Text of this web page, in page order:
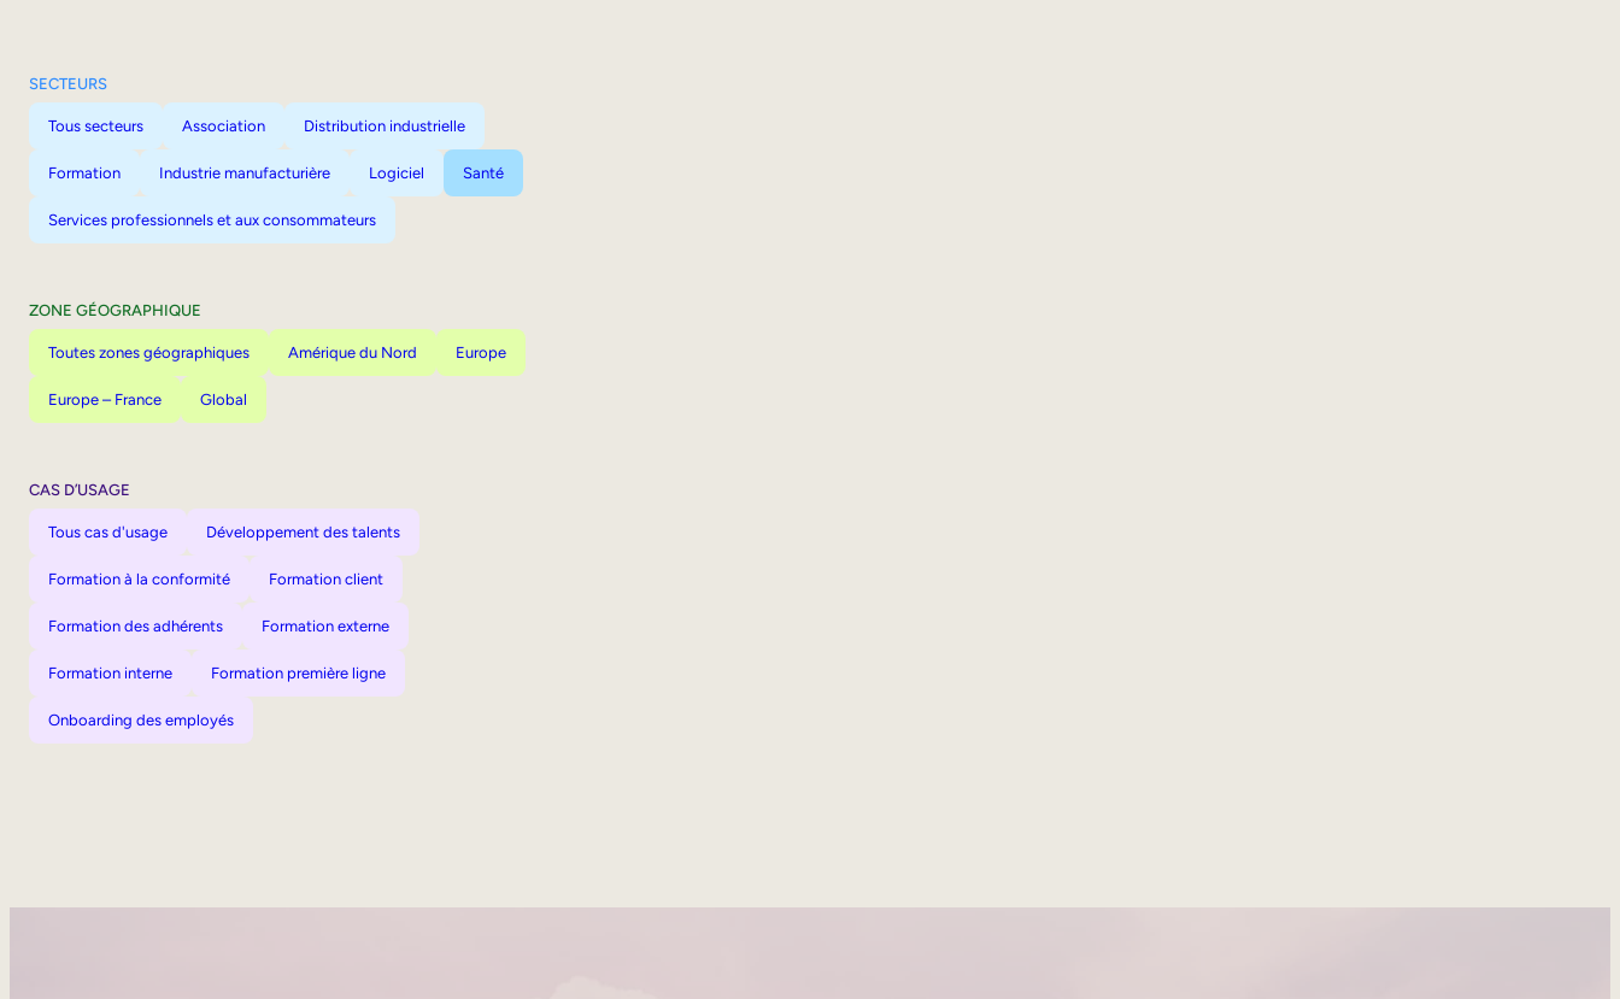
SECTEURS
Tous secteurs Association Distribution industrielle
Formation Industrie manufacturière Logiciel Santé
Services professionnels et aux consommateurs
ZONE GÉOGRAPHIQUE
Toutes zones géographiques Amérique du Nord Europe
Europe – France Global
CAS D’USAGE
Tous cas d'usage Développement des talents
Formation à la conformité Formation client
Formation des adhérents Formation externe
Formation interne Formation première ligne
Onboarding des employés